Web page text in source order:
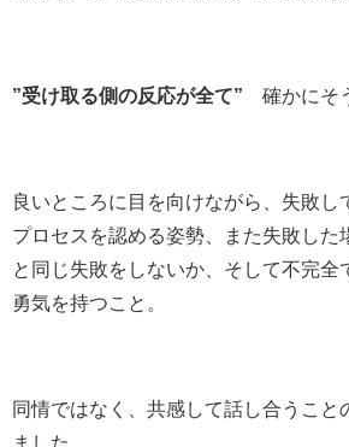
”受け取る側の反応が全て” 確かにそ
良いところに目を向けながら、失敗し
プロセスを認める姿勢、また失敗した
と同じ失敗をしないか、そして不完全
勇気を持つこと。
同情ではなく、共感して話し合うこと
ました。